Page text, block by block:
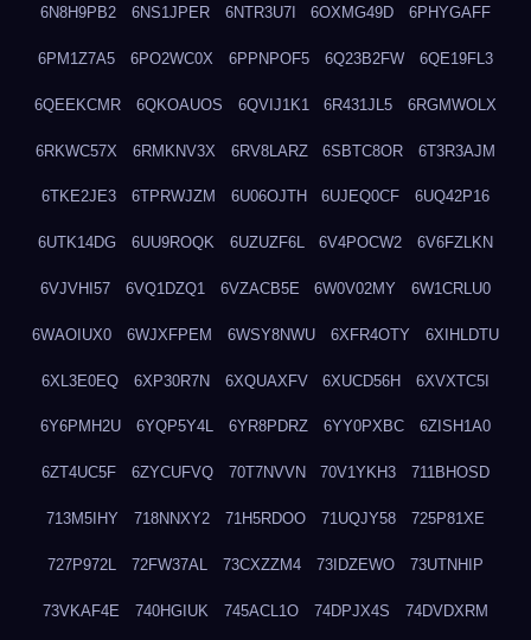
6N8H9PB2 6NS1JPER 6NTR3U7I 6OXMG49D 6PHYGAFF
6PM1Z7A5 6PO2WC0X 6PPNPOF5 6Q23B2FW 6QE19FL3
6QEEKCMR 6QKOAUOS 6QVIJ1K1 6R431JL5 6RGMWOLX
6RKWC57X 6RMKNV3X 6RV8LARZ 6SBTC8OR 6T3R3AJM
6TKE2JE3 6TPRWJZM 6U06OJTH 6UJEQ0CF 6UQ42P16
6UTK14DG 6UU9ROQK 6UZUZF6L 6V4POCW2 6V6FZLKN
6VJVHI57 6VQ1DZQ1 6VZACB5E 6W0V02MY 6W1CRLU0
6WAOIUX0 6WJXFPEM 6WSY8NWU 6XFR4OTY 6XIHLDTU
6XL3E0EQ 6XP30R7N 6XQUAXFV 6XUCD56H 6XVXTC5I
6Y6PMH2U 6YQP5Y4L 6YR8PDRZ 6YY0PXBC 6ZISH1A0
6ZT4UC5F 6ZYCUFVQ 70T7NVVN 70V1YKH3 711BHOSD
713M5IHY 718NNXY2 71H5RDOO 71UQJY58 725P81XE
727P972L 72FW37AL 73CXZZM4 73IDZEWO 73UTNHIP
73VKAF4E 740HGIUK 745ACL1O 74DPJX4S 74DVDXRM